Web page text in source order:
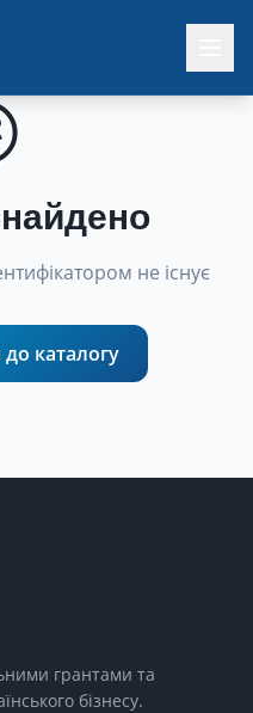
не існує
каталогу
грантами та
бізнесу.